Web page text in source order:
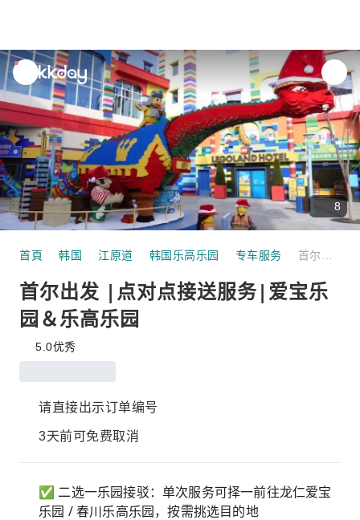
unread
notifications
8
首頁 韩国 江原道 韩国乐高乐园 专车服务
首尔出发 |点对点接送服务|爱宝乐
园＆乐高乐园
5.0优秀
请直接出示订单编号
3天前可免费取消
✅ 二选一乐园接驳：单次服务可择一前往龙仁爱宝
乐园 / 春川乐高乐园，按需挑选目的地